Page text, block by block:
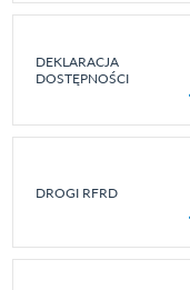
DEKLARACJA
DOSTĘPNOŚCI
DROGI RFRD